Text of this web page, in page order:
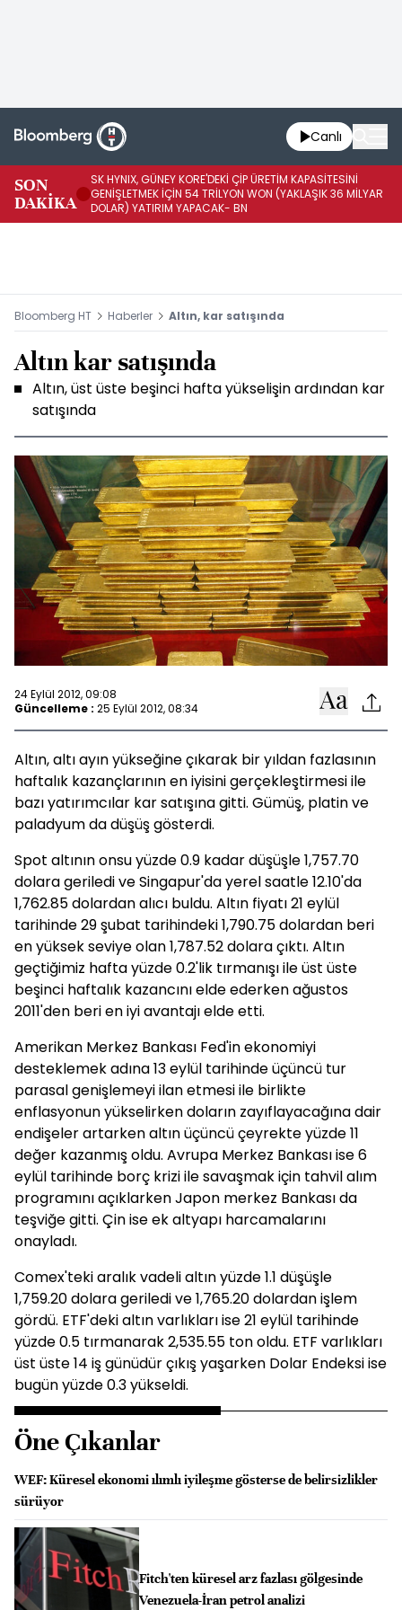
Canlı
SON
DAKİKA
SK HYNIX, GÜNEY KORE'DEKİ ÇİP ÜRETİM KAPASİTESİNİ
GENİŞLETMEK İÇİN 54 TRİLYON WON (YAKLAŞIK 36 MİLYAR
DOLAR) YATIRIM YAPACAK- BN
Bloomberg HT Haberler Altın, kar satışında
Altın kar satışında
Altın, üst üste beşinci hafta yükselişin ardından kar
satışında
24 Eylül 2012, 09:08
Güncelleme : 25 Eylül 2012, 08:34
Altın, altı ayın yükseğine çıkarak bir yıldan fazlasının
haftalık kazançlarının en iyisini gerçekleştirmesi ile
bazı yatırımcılar kar satışına gitti. Gümüş, platin ve
paladyum da düşüş gösterdi.
Spot altının onsu yüzde 0.9 kadar düşüşle1,757.70
dolara geriledi ve Singapur'da yerel saatle 12.10'da
1,762.85 dolardan alıcı buldu. Altın fiyatı 21 eylül
tarihinde 29 şubat tarihindeki 1,790.75 dolardan beri
en yüksek seviye olan 1,787.52 dolara çıktı. Altın
geçtiğimiz hafta yüzde 0.2'lik tırmanışı ile üst üste
beşinci haftalık kazancını elde ederken ağustos
2011'den beri en iyi avantajı elde etti.
Amerikan Merkez Bankası Fed'in ekonomiyi
desteklemek adına 13 eylül tarihinde üçüncü tur
parasal genişlemeyi ilan etmesi ile birlikte
enflasyonun yükselirken doların zayıflayacağına dair
endişeler artarken altın üçüncü çeyrekte yüzde 11
değer kazanmış oldu. Avrupa Merkez Bankası ise 6
eylül tarihinde borç krizi ile savaşmak için tahvil alım
programını açıklarken Japon merkez Bankası da
teşviğe gitti. Çin ise ek altyapı harcamalarını
onayladı.
Comex'teki aralık vadeli altın yüzde 1.1 düşüşle
1,759.20 dolara geriledi ve 1,765.20 dolardan işlem
gördü. ETF'deki altın varlıkları ise 21 eylül tarihinde
yüzde 0.5 tırmanarak 2,535.55 ton oldu. ETF varlıkları
üst üste 14 iş günüdür çıkış yaşarken Dolar Endeksi ise
bugün yüzde 0.3 yükseldi.
Öne Çıkanlar
WEF: Küresel ekonomi ılımlı iyileşme gösterse de belirsizlikler
sürüyor
Fitch'ten küresel arz fazlası gölgesinde
Venezuela-İran petrol analizi